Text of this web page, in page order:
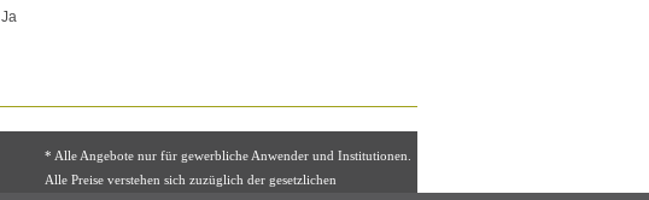
Ja
* Alle Angebote nur für gewerbliche Anwender und Institutionen.
Alle Preise verstehen sich zuzüglich der gesetzlichen